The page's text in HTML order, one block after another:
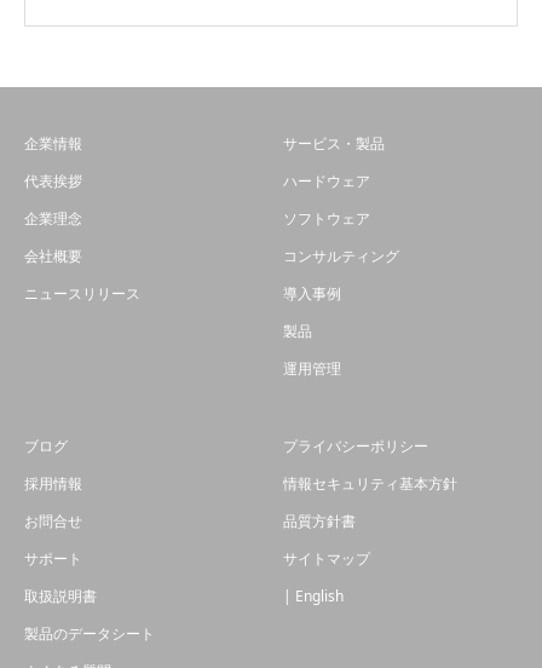
企業情報
代表挨拶
企業理念
会社概要
ニュースリリース
サービス・製品
ハードウェア
ソフトウェア
コンサルティング
導入事例
製品
運用管理
ブログ
採用情報
お問合せ
サポート
取扱説明書
製品のデータシート
プライバシーポリシー
情報セキュリティ基本方針
品質方針書
サイトマップ
| English